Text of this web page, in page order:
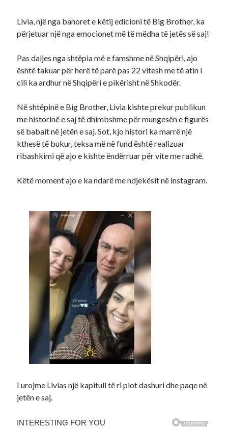
Livia, një nga banoret e këtij edicioni të Big Brother, ka
përjetuar një nga emocionet më të mëdha të jetës së saj!
Pas daljes nga shtëpia më e famshme në Shqipëri, ajo
është takuar për herë të parë pas 22 vitesh me të atin i
cili ka ardhur në Shqipëri e pikërisht në Shkodër.
Në shtëpinë e Big Brother, Livia kishte prekur publikun
me historinë e saj të dhimbshme për mungesën e figurës
së babait në jetën e saj. Sot, kjo histori ka marrë një
kthesë të bukur, teksa më në fund është realizuar
ribashkimi që ajo e kishte ëndërruar për vite me radhë.
Këtë moment ajo e ka ndarë me ndjekësit në instagram.
I urojme Livias një kapitull të ri plot dashuri dhe paqe në
jetën e saj.